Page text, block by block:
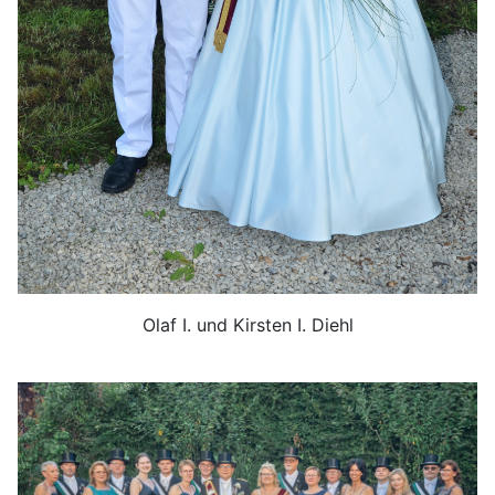
Olaf I. und Kirsten I. Diehl